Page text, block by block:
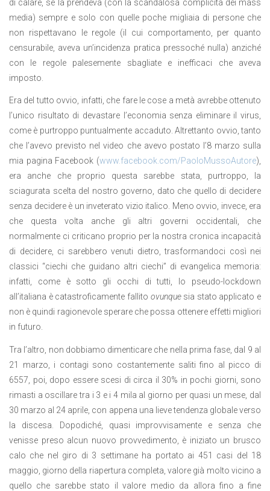
di calare, se la prendeva (con la scandalosa complicità dei mass
media) sempre e solo con quelle poche migliaia di persone che
non rispettavano le regole (il cui comportamento, per quanto
censurabile, aveva un’incidenza pratica pressoché nulla) anziché
con le regole palesemente sbagliate e inefficaci che aveva
imposto.
Era del tutto ovvio, infatti, che fare le cose a metà avrebbe ottenuto
l’unico risultato di devastare l’economia senza eliminare il virus,
come è purtroppo puntualmente accaduto. Altrettanto ovvio, tanto
che l’avevo previsto nel video che avevo postato l’8 marzo sulla
mia pagina Facebook (www.facebook.com/PaoloMussoAutore),
era anche che proprio questa sarebbe stata, purtroppo, la
sciagurata scelta del nostro governo, dato che quello di decidere
senza decidere è un inveterato vizio italico. Meno ovvio, invece, era
che questa volta anche gli altri governi occidentali, che
normalmente ci criticano proprio per la nostra cronica incapacità
di decidere, ci sarebbero venuti dietro, trasformandoci così nei
classici “ciechi che guidano altri ciechi” di evangelica memoria:
infatti, come è sotto gli occhi di tutti, lo pseudo-lockdown
all’italiana è catastroficamente fallito ovunquesia stato applicato e
non è quindi ragionevole sperare che possa ottenere effetti migliori
in futuro.
Tra l’altro, non dobbiamo dimenticare che nella prima fase, dal 9 al
21 marzo, i contagi sono costantemente saliti fino al picco di
6557, poi, dopo essere scesi di circa il 30% in pochi giorni, sono
rimasti a oscillare tra i 3 e i 4 mila al giorno per quasi un mese, dal
30 marzo al 24 aprile, con appena una lieve tendenza globale verso
la discesa. Dopodiché, quasi improvvisamente e senza che
venisse preso alcun nuovo provvedimento, è iniziato un brusco
calo che nel giro di 3 settimane ha portato ai 451 casi del 18
maggio, giorno della riapertura completa, valore già molto vicino a
quello che sarebbe stato il valore medio da allora fino a fine